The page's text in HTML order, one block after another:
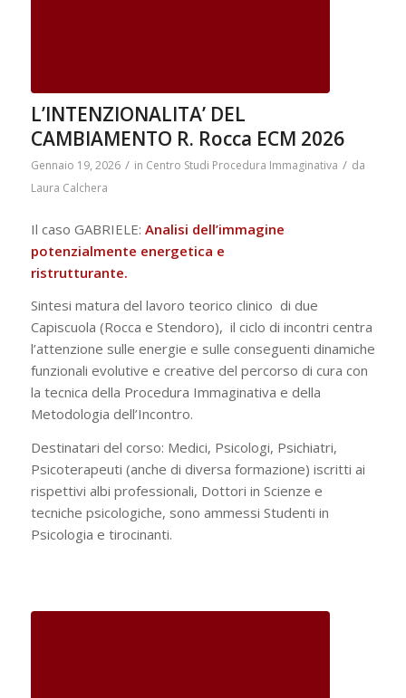
L’INTENZIONALITA’ DEL
CAMBIAMENTO R. Rocca ECM 2026
Gennaio 19, 2026 / in Centro Studi Procedura Immaginativa / da
Laura Calchera
Il caso GABRIELE: Analisi dell’immagine
potenzialmente energetica e
ristrutturante.
Sintesi matura del lavoro teorico clinico di due
Capiscuola (Rocca e Stendoro), il ciclo di incontri centra
l’attenzione sulle energie e sulle conseguenti dinamiche
funzionali evolutive e creative del percorso di cura con
la tecnica della Procedura Immaginativa e della
Metodologia dell’Incontro.
Destinatari del corso: Medici, Psicologi, Psichiatri,
Psicoterapeuti (anche di diversa formazione) iscritti ai
rispettivi albi professionali, Dottori in Scienze e
tecniche psicologiche, sono ammessi Studenti in
Psicologia e tirocinanti.